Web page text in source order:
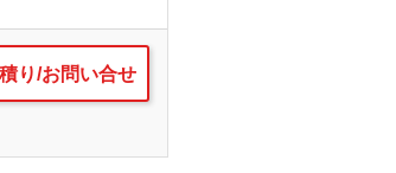
り/お問い合せ